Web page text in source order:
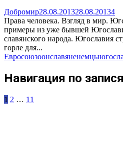
Добромир28.08.201328.08.20134
Права человека. Взгляд в мир.
примеры из уже бывшей
славянского народа. Югославия
горле для...
Евросоюзоонславяненемцы
Навигация по
1 2 … 11